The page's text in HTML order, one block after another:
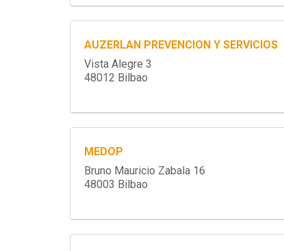
AUZERLAN PREVENCION Y SERVICIOS
Vista Alegre 3
48012 Bilbao
MEDOP
Bruno Mauricio Zabala 16
48003 Bilbao